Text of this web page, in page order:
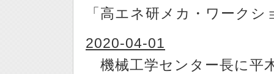
「高エネ研メカ・ワーク
2020-04-01
機械工学センター長に平